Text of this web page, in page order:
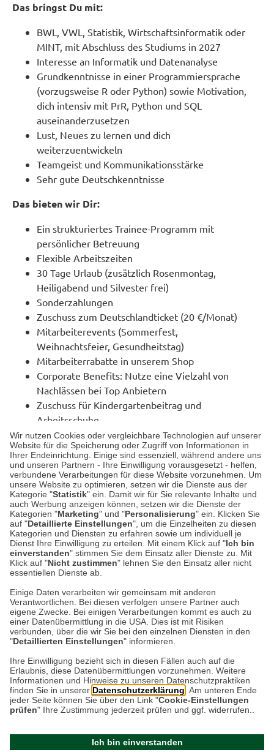
Wir nutzen Cookies oder vergleichbare Technologien auf unserer
Website für die Speicherung oder Zugriff von Informationen in
Ihrer Endeinrichtung. Einige sind essenziell, während andere uns
und unseren Partnern - Ihre Einwilligung vorausgesetzt - helfen,
verbundene Verarbeitungen für diese Website vorzunehmen. Um
unsere Website zu optimieren, setzen wir die Dienste aus der
Kategorie "Statistik" ein. Damit wir für Sie relevante Inhalte und
auch Werbung anzeigen können, setzen wir die Dienste der
Kategorien "Marketing" und "Personalisierung" ein. Klicken Sie
auf "Detaillierte Einstellungen", um die Einzelheiten zu diesen
Kategorien und Diensten zu erfahren sowie um individuell je
Dienst Ihre Einwilligung zu erteilen. Mit einem Klick auf "Ich bin
einverstanden" stimmen Sie dem Einsatz aller Dienste zu. Mit
Klick auf "Nicht zustimmen" lehnen Sie den Einsatz aller nicht
essentiellen Dienste ab.
Einige Daten verarbeiten wir gemeinsam mit anderen
Verantwortlichen. Bei diesen verfolgen unsere Partner auch
eigene Zwecke. Bei einigen Verarbeitungen kommt es auch zu
einer Datenübermittlung in die USA. Dies ist mit Risiken
verbunden, über die wir Sie bei den einzelnen Diensten in den
"Detaillierten Einstellungen" informieren.
Ihre Einwilligung bezieht sich in diesen Fällen auch auf die
Erlaubnis, diese Datenübermittlungen vorzunehmen. Weitere
Informationen und Hinweise zu unseren Datenschutzpraktiken
finden Sie in unserer Datenschutzerklärung . Am unteren Ende
jeder Seite können Sie über den Link "Cookie-Einstellungen
prüfen" Ihre Zustimmung jederzeit prüfen und ggf. widerrufen..
Ich bin einverstanden
Das bringst Du mit:
BWL, VWL, Statistik, Wirtschaftsinformatik oder
MINT, mit Abschluss des Studiums in 2027
Interesse an Informatik und Datenanalyse
Grundkenntnisse in einer Programmiersprache
(vorzugsweise R oder Python) sowie Motivation,
dich intensiv mit PrR, Python und SQL
auseinanderzusetzen
Lust, Neues zu lernen und dich
weiterzuentwickeln
Teamgeist und Kommunikationsstärke
Sehr gute Deutschkenntnisse
Das bieten wir Dir:
Ein strukturiertes Trainee-Programm mit
persönlicher Betreuung
Flexible Arbeitszeiten
30 Tage Urlaub (zusätzlich Rosenmontag,
Heiligabend und Silvester frei)
Sonderzahlungen
Zuschuss zum Deutschlandticket (20 €/Monat)
Mitarbeiterevents (Sommerfest,
Weihnachtsfeier, Gesundheitstag)
Mitarbeiterrabatte in unserem Shop
Corporate Benefits: Nutze eine Vielzahl von
Nachlässen bei Top Anbietern
Zuschuss für Kindergartenbeitrag und
Arbeitsschuhe
Kostenlose Yogastunde in Meckenheim: Jeden
Mittwoch hast du die Möglichkeit, an einer
Yogastunde teilzunehmen.
Interesse? Dann bewirb Dich ganz einfach online über
unser Bewerbungsformular auf diese Stelle. In vier
Schritten fragen wir alle notwendigen Daten ab.
jetzt online bewerben
Datenschutz
Impressum
Kontakt